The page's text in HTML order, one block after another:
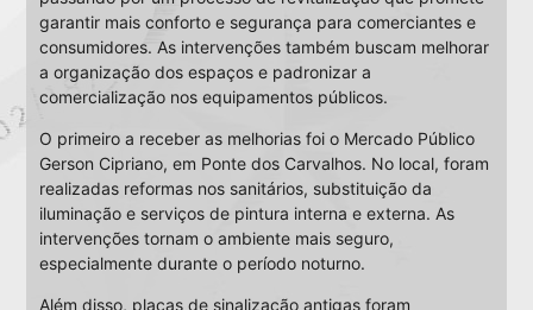
garantir mais conforto e segurança para comerciantes e
consumidores. As intervenções também buscam melhorar
a organização dos espaços e padronizar a
comercialização nos equipamentos públicos.
O primeiro a receber as melhorias foi o Mercado Público
Gerson Cipriano, em Ponte dos Carvalhos. No local, foram
realizadas reformas nos sanitários, substituição da
iluminação e serviços de pintura interna e externa. As
intervenções tornam o ambiente mais seguro,
especialmente durante o período noturno.
Além disso, placas de sinalização antigas foram